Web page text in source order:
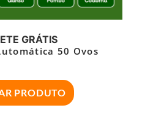
GRÁTIS
50 Ovos
PRODUTO